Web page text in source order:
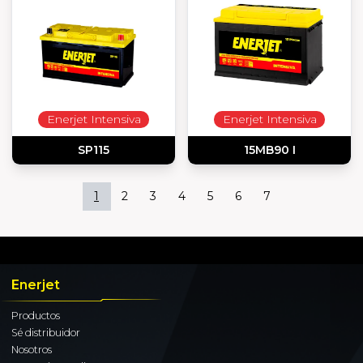
Enerjet Intensiva
SP115
Enerjet Intensiva
15MB90 I
1 2 3 4 5 6 7
Enerjet
Productos
Sé distribuidor
Nosotros